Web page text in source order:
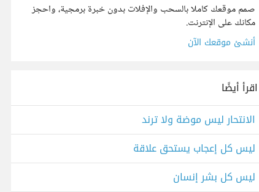
صمم موقعك كاملا بالسحب والإفلات بدون خبرة برمجية، واحجز
مكانك على الإنترنت.
أنشئ موقعك الآن
اقرأ أيضًا
الانتحار ليس موضة ولا ترند
ليس كل إعجاب يستحق علاقة
ليس كل بشر إنسان